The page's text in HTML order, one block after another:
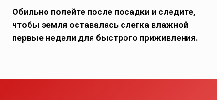
Обильно полейте после посадки и следите,
чтобы земля оставалась слегка влажной
первые недели для быстрого приживления.